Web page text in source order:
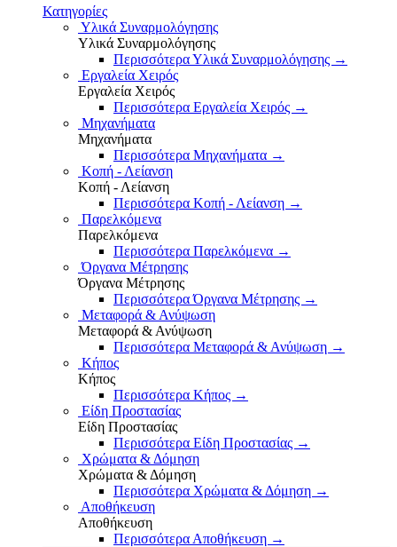
Κατηγορίες
Υλικά Συναρμολόγησης
Υλικά Συναρμολόγησης
Περισσότερα Υλικά Συναρμολόγησης →
Εργαλεία Χειρός
Εργαλεία Χειρός
Περισσότερα Εργαλεία Χειρός →
Μηχανήματα
Μηχανήματα
Περισσότερα Μηχανήματα →
Κοπή - Λείανση
Κοπή - Λείανση
Περισσότερα Κοπή - Λείανση →
Παρελκόμενα
Παρελκόμενα
Περισσότερα Παρελκόμενα →
Όργανα Μέτρησης
Όργανα Μέτρησης
Περισσότερα Όργανα Μέτρησης →
Μεταφορά & Ανύψωση
Μεταφορά & Ανύψωση
Περισσότερα Μεταφορά & Ανύψωση →
Κήπος
Κήπος
Περισσότερα Κήπος →
Είδη Προστασίας
Είδη Προστασίας
Περισσότερα Είδη Προστασίας →
Χρώματα & Δόμηση
Χρώματα & Δόμηση
Περισσότερα Χρώματα & Δόμηση →
Αποθήκευση
Αποθήκευση
Περισσότερα Αποθήκευση →